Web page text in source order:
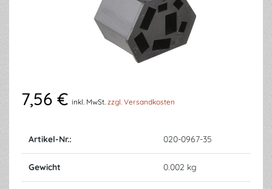
7,56 € inkl. MwSt. zzgl. Versandkosten
Artikel-Nr.: 020-0967-35
Gewicht 0.002 kg